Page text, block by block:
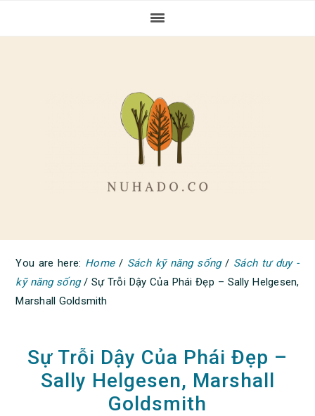
You are here: Home / Sách kỹ năng sống / Sách tư duy -
kỹ năng sống / Sự Trỗi Dậy Của Phái Đẹp – Sally Helgesen,
Marshall Goldsmith
Sự Trỗi Dậy Của Phái Đẹp –
Sally Helgesen, Marshall
Goldsmith